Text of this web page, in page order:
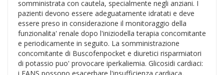
somministrata con cautela, specialmente negli anziani. I
pazienti devono essere adeguatamente idratati e deve
essere preso in considerazione il monitoraggio della
funzionalita' renale dopo l'iniziodella terapia concomitante
e periodicamente in seguito. La somministrazione
concomitante di Buscofenpocket e diuretici risparmiatori
di potassio puo' provocare iperkaliemia. Glicosidi cardiaci: